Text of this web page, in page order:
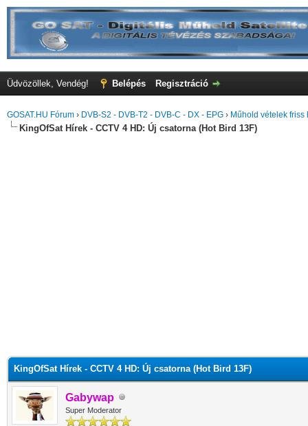
Üdvözöllek, Vendég! Belépés Regisztráció
GOSAT.HU Fórum › DVB-S2 - DVB-T2 - DVB-C - DX - EPG › Műhold vételek friss
KingOfSat Hírek - CCTV 4 HD: Új csatorna (Hot Bird 13F)
KingOfSat Hírek - CCTV 4 HD: Új csatorna (Hot Bird 13F)
Gabywap
Super Moderator